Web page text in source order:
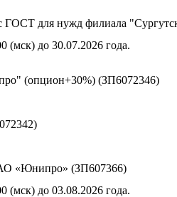
с ГОСТ для нужд филиала
(мск) до 30.07.2026 года.
(опцион+30%) (ЗП6072346)
«Юнипро» (ЗП607366)
(мск) до 03.08.2026 года.